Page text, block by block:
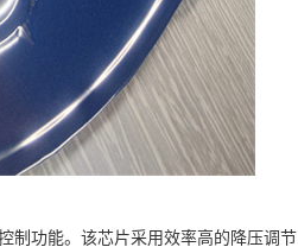
制功能。该芯片采用效率高的降压调节